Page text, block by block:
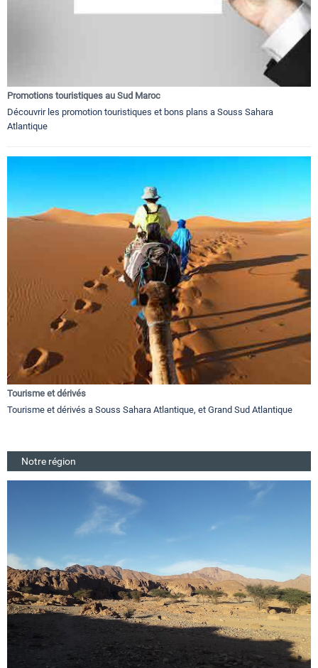
Promotions touristiques au Sud Maroc
Découvrir les promotion touristiques et bons plans a Souss Sahara
Atlantique
Tourisme et dérivés
Tourisme et dérivés a Souss Sahara Atlantique, et Grand Sud Atlantique
Notre région